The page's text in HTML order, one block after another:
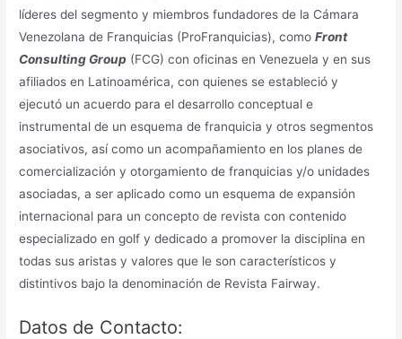
líderes del segmento y miembros fundadores de la Cámara
Venezolana de Franquicias (ProFranquicias), comoFront
Consulting Group (FCG) con oficinas en Venezuela y en sus
afiliados en Latinoamérica, con quienes se estableció y
ejecutó un acuerdo para el desarrollo conceptual e
instrumental de un esquema de franquicia y otros segmentos
asociativos, así como un acompañamiento en los planes de
comercialización y otorgamiento de franquicias y/o unidades
asociadas, a ser aplicado como un esquema de expansión
internacional para un concepto de revista con contenido
especializado en golf y dedicado a promover la disciplina en
todas sus aristas y valores que le son característicos y
distintivos bajo la denominación de Revista Fairway.
Datos de Contacto: